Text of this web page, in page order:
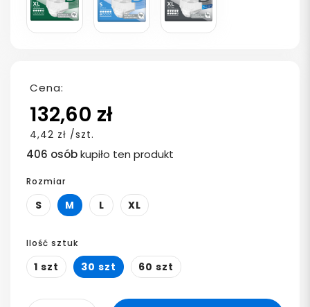
Cena:
132,60 zł
4,42 zł /szt.
406 osóbkupiło ten produkt
Rozmiar
S M L XL
Ilość sztuk
1 szt 30 szt 60 szt